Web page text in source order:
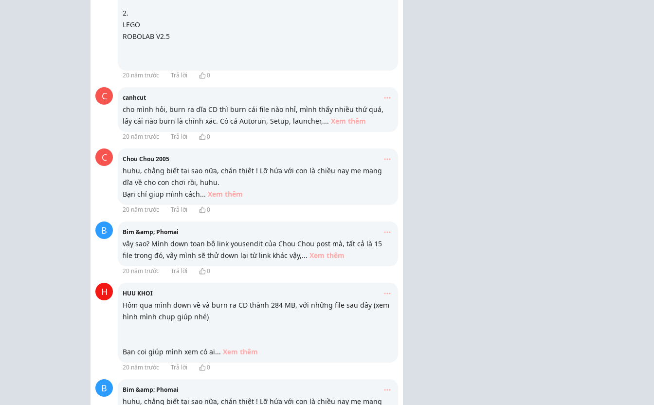
2.
LEGO
ROBOLAB V2.5
20 năm trước Trả lời 0
C canhcut
cho mình hỏi, burn ra dĩa CD thì burn cái file nào nhỉ, mình thấy nhiều thứ quá,
lấy cái nào burn là chính xác. Có cả Autorun, Setup, launcher,... Xem thêm
20 năm trước Trả lời 0
C Chou Chou 2005
huhu, chẳng biết tại sao nữa, chán thiệt ! Lỡ hứa với con là chiều nay mẹ mang
dĩa về cho con chơi rồi, huhu.
Bạn chỉ giup mình cách... Xem thêm
20 năm trước Trả lời 0
B Bim &amp; Phomai
vậy sao? Mình down toan bộ link yousendit của Chou Chou post mà, tất cả là 15
file trong đó, vây mình sẽ thử down lại từ link khác vậy,... Xem thêm
20 năm trước Trả lời 0
H HUU KHOI
Hôm qua mình down về và burn ra CD thành 284 MB, với những file sau đây (xem
hình mình chụp giúp nhé)
Bạn coi giúp mình xem có ai... Xem thêm
20 năm trước Trả lời 0
B Bim &amp; Phomai
huhu, chẳng biết tại sao nữa, chán thiệt ! Lỡ hứa với con là chiều nay mẹ mang